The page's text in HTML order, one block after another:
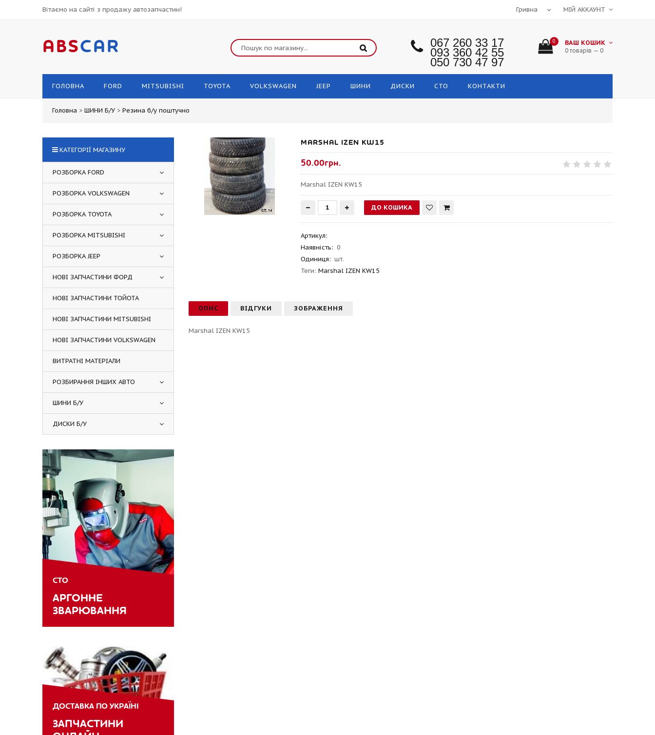
Вітаємо на сайті з продажу автозапчастин! МІЙ АККАУНТ
ABSCAR 067 260 33 17
093 360 42 55
050 730 47 97
0 ВАШ КОШИК
0 товарів — 0
ГОЛОВНА FORD MITSUBISHI TOYOTA VOLKSWAGEN JEEP ШИНИ ДИСКИ СТО КОНТАКТИ
Головна > ШИНИ Б/У > Резина б/у поштучно
MARSHAL IZEN KW15
50.00грн.
Marshal IZEN KW15
Артикул:
Наявність: 0
Одиниця: шт.
Теги:Marshal IZEN KW15
ОПИС ВІДГУКИ ЗОБРАЖЕННЯ
Marshal IZEN KW15
КАТЕГОРІЇ МАГАЗИНУ
РОЗБОРКА FORD
РОЗБОРКА VOLKSWAGEN
РОЗБОРКА TOYOTA
РОЗБОРКА MITSUBISHI
РОЗБОРКА JEEP
НОВІ ЗАПЧАСТИНИ ФОРД
НОВІ ЗАПЧАСТИНИ ТОЙОТА
НОВІ ЗАПЧАСТИНИ MITSUBISHI
НОВІ ЗАПЧАСТИНИ VOLKSWAGEN
ВИТРАТНІ МАТЕРІАЛИ
РОЗБИРАННЯ ІНШИХ АВТО
ШИНИ Б/У
ДИСКИ Б/У
СТО
АРГОННЕ
ЗВАРЮВАННЯ
ДОСТАВКА ПО УКРАЇНІ
ЗАПЧАСТИНИ